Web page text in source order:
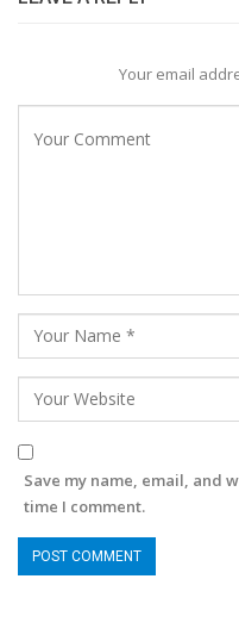
Your email
Save my name, email, and
time I comment.